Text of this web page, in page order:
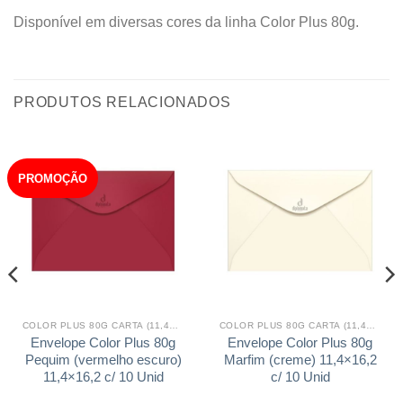
Disponível em diversas cores da linha Color Plus 80g.
PRODUTOS RELACIONADOS
PROMOÇÃO
Envelope Color Plus 80g
Pequim (vermelho escuro)
11,4×16,2 c/ 10 Unid
Envelope Color Plus 80g
Marfim (creme) 11,4×16,2
c/ 10 Unid